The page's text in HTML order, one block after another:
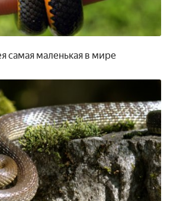
самая маленькая в мире